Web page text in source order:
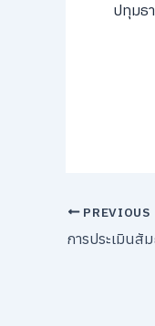
ปทุมธ
PREVIOUS